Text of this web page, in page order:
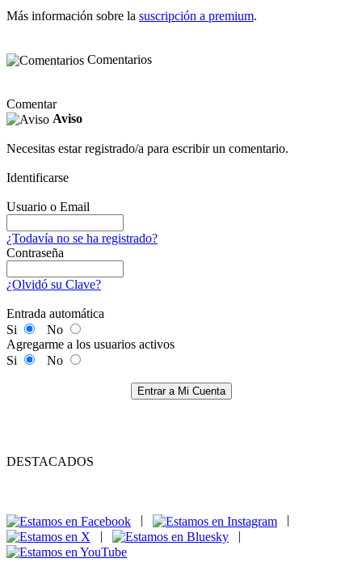
Más información sobre la suscripción a premium.
Comentarios
Comentar
Aviso
Necesitas estar registrado/a para escribir un comentario.
Identificarse
Usuario o Email
¿Todavía no se ha registrado?
Contraseña
¿Olvidó su Clave?
Entrada automática
Si
No
Agregarme a los usuarios activos
Si
No
Entrar a Mi Cuenta
DESTACADOS
|
|